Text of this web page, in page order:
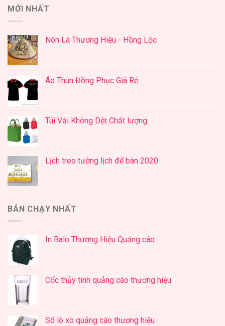
MỚI NHẤT
Nón Lá Thương Hiệu - Hồng Lộc
Áo Thun Đồng Phục Giá Rẻ
Túi Vải Không Dệt Chất lượng
Lịch treo tường lịch để bàn 2020
BÁN CHẠY NHẤT
In Balo Thương Hiệu Quảng cáo
Cốc thủy tinh quảng cáo thương hiệu
Sổ lò xo quảng cáo thương hiệu